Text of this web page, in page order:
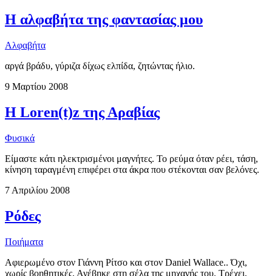
Η αλφαβήτα της φαντασίας μου
Αλφαβήτα
αργά βράδυ, γύριζα δίχως ελπίδα, ζητώντας ήλιο.
9 Μαρτίου 2008
Η Loren(t)z της Αραβίας
Φυσικά
Είμαστε κάτι ηλεκτρισμένοι μαγνήτες. Το ρεύμα όταν ρέει, τάση,
κίνηση ταραγμένη επιφέρει στα άκρα που στέκονται σαν βελόνες.
7 Απριλίου 2008
Ρόδες
Ποιήματα
Αφιερωμένο στον Γιάννη Ρίτσο και στον Daniel Wallace.. Όχι,
χωρίς βοηθητικές. Ανέβηκε στη σέλα της μηχανής του. Τρέχει,